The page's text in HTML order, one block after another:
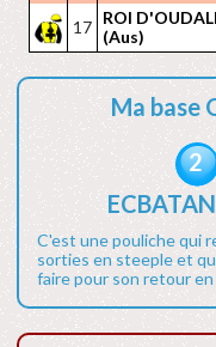
17 ROI
(Aus)
Ma base
2
C'est une pouliche qui
sorties en steeple et
faire pour son retour en